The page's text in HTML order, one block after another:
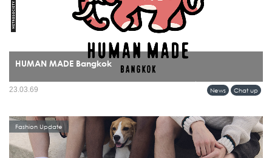
HUMAN MADE Bangkok
บางแบรนด์ไม่ได้แค่เปิดร้านใหม่ แต่กำลัง “วางหมุด” ลงบนแผนที่วัฒนธรรมของเมือง
และการมาถึงของ HUMAN MADE ในกรุงเทพฯ ก็เป็นหนึ่งในโมเมนต์แบบนั้นอย่าง
News Chat up
23.03.69
Fashion Update